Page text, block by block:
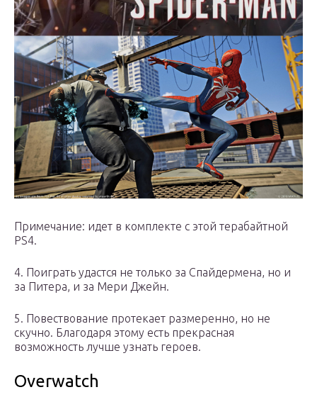
Примечание: идет в комплекте с этой терабайтной
PS4.
4. Поиграть удастся не только за Спайдермена, но и
за Питера, и за Мери Джейн.
5. Повествование протекает размеренно, но не
скучно. Благодаря этому есть прекрасная
возможность лучше узнать героев.
Overwatch